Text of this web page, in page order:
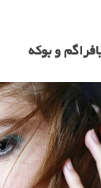
و بوکه